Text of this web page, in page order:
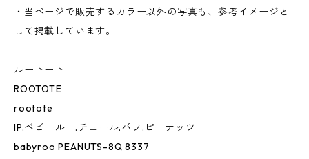
・当ページで販売するカラー以外の写真も、参考イメージと
して掲載しています。
ルートート
ROOTOTE
rootote
IP.ベビールー.チュール.パフ.ピーナッツ
babyroo PEANUTS-8Q 8337